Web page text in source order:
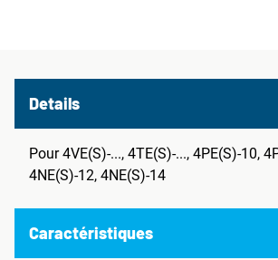
Details
Pour 4VE(S)-..., 4TE(S)-..., 4PE(S)-10,
4NE(S)-12, 4NE(S)-14
Caractéristiques